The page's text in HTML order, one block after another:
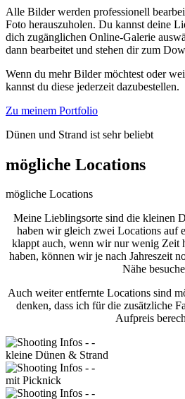
Alle Bilder werden professionell
Foto herauszuholen. Du kannst deine
dich zugänglichen Online-Galerie
dann bearbeitet und stehen dir zum
Wenn du mehr Bilder möchtest oder
kannst du diese jederzeit dazubestellen.
Zu meinem Portfolio
Dünen und Strand ist sehr beliebt
mögliche Locations
mögliche Locations
Meine Lieblingsorte sind die kleinen
haben wir gleich zwei Locations auf
klappt auch, wenn wir nur wenig Zeit
haben, können wir je nach Jahreszeit
Nähe
Auch weiter entfernte Locations sind
denken, dass ich für die zusätzliche
Aufpreis
kleine Dünen & Strand
mit Picknick